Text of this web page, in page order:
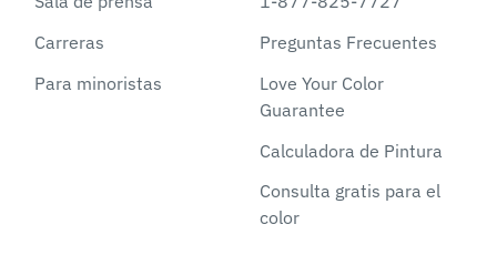
Carreras
Para minoristas
Preguntas Frecuentes
Love Your Color
Guarantee
Calculadora de Pintura
Consulta gratis para el
color